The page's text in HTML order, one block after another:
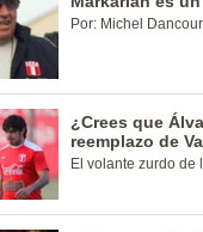
Por: Michel
¿Crees que
reemplazo de
El volante zurdo de